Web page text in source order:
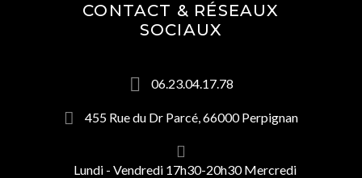
CONTACT & RÉSEAUX
SOCIAUX
06.23.04.17.78
455 Rue du Dr Parcé, 66000 Perpignan
Lundi - Vendredi 17h30-20h30 Mercredi